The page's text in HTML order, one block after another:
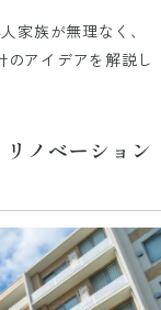
家族が無理なく、
アイデアを解説し
ノベーション